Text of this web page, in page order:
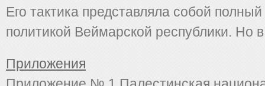
Его тактика представляла собой
политикой Веймарской республики. Но в
Приложения